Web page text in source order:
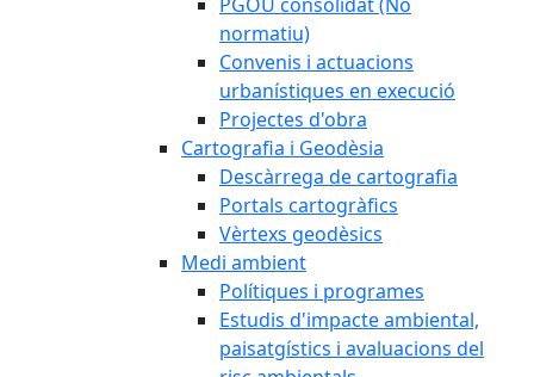
normatiu)
Convenis i actuacions
urbanístiques en execució
Projectes d'obra
Cartografia i Geodèsia
Descàrrega de cartografia
Portals cartogràfics
Vèrtexs geodèsics
Medi ambient
Polítiques i programes
Estudis d'impacte ambiental,
paisatgístics i avaluacions del